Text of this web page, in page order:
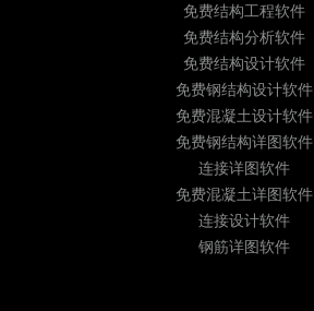
免费结构工程软件
免费结构分析软件
免费结构设计软件
免费钢结构设计软件
免费混凝土设计软件
免费钢结构详图软件
连接详图软件
免费混凝土详图软件
连接设计软件
钢筋详图软件